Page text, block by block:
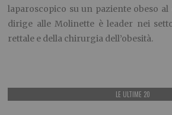
laparoscopico su un paziente obeso
dirige alle Molinette è leader nei
rettale e della chirurgia dell’obesità.
LE ULTIME 20